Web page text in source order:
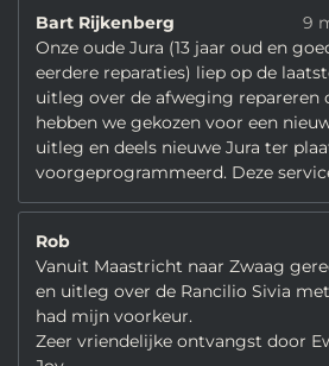
Bart Rijkenberg
9
Onze oude Jura (13 jaar oud en
eerdere reparaties) liep op de
uitleg over de afweging repareren
hebben we gekozen voor een
uitleg en deels nieuwe Jura ter
voorgeprogrammeerd. Deze
Rob
Vanuit Maastricht naar Zwaag
en uitleg over de Rancilio Sivia
had mijn voorkeur.
Zeer vriendelijke ontvangst door